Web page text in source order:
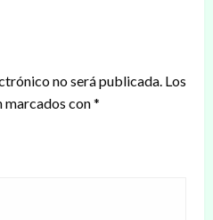
no será publicada. Los
con*